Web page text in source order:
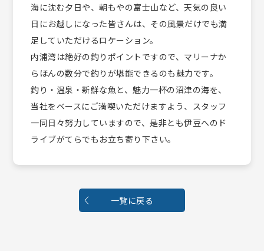
海に沈む夕日や、朝もやの富士山など、天気の良い
日にお越しになった皆さんは、その風景だけでも満
足していただけるロケーション。
内浦湾は絶好の釣りポイントですので、マリーナか
らほんの数分で釣りが堪能できるのも魅力です。
釣り・温泉・新鮮な魚と、魅力一杯の沼津の海を、
当社をベースにご満喫いただけますよう、スタッフ
一同日々努力していますので、是非とも伊豆へのド
ライブがてらでもお立ち寄り下さい。
一覧に戻る